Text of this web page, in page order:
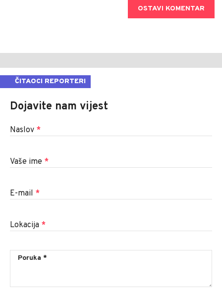
OSTAVI KOMENTAR
ČITAOCI REPORTERI
Dojavite nam vijest
Naslov *
Vaše ime *
E-mail *
Lokacija *